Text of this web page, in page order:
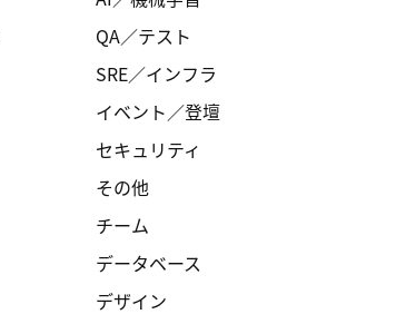
QA／テスト
SRE／インフラ
イベント／登壇
セキュリティ
その他
チーム
データベース
デザイン